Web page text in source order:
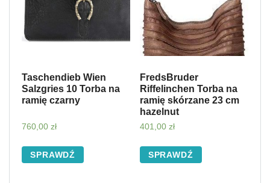
Taschendieb Wien
Salzgries 10 Torba na
ramię czarny
760,00 zł
SPRAWDŹ
FredsBruder
Riffelinchen Torba na
ramię skórzane 23 cm
hazelnut
401,00 zł
SPRAWDŹ